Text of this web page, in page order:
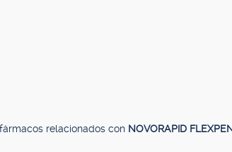
relacionados con NOVORAPID